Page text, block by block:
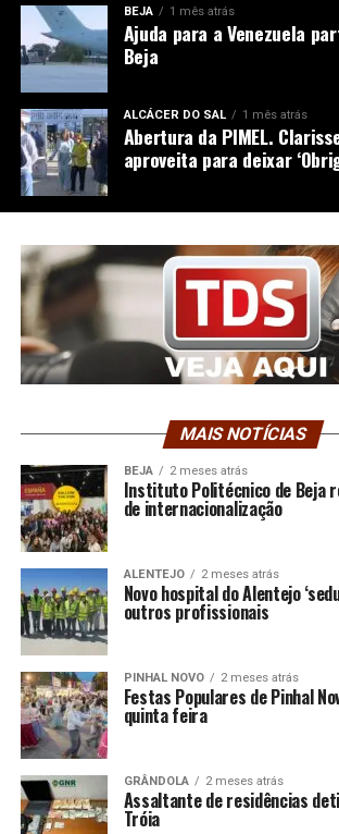
BEJA 1 mês atrás
Ajuda para a Venezuela
Beja
ALCÁCER DO SAL 1 mês atrás
Abertura da PIMEL.
aproveita para deixar
MAIS NOTÍCIAS
BEJA 2 meses atrás
Instituto Politécnico de Beja
de internacionalização
ALENTEJO 2 meses atrás
Novo hospital do Alentejo
outros profissionais
PINHAL NOVO 2 meses atrás
Festas Populares de Pinhal
quinta feira
GRÂNDOLA 2 meses atrás
Assaltante de residências
Tróia